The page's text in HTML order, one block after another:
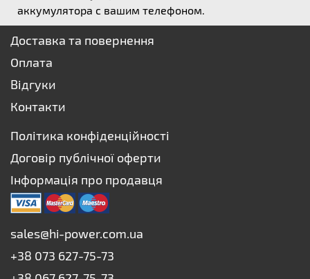
аккумулятора с вашим телефоном.
Доставка та повернення
Оплата
Відгуки
Контакти
Політика конфіденційності
Договір публічної оферти
Інформація про продавця
sales@hi-power.com.ua
+38 073 627-75-73